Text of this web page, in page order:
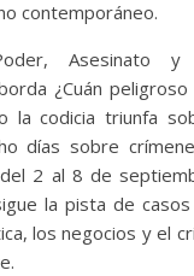
contemporáneo.
Asesinato y
¿Cuán
la codicia triunfa
días sobre
del 2 al 8 de
la pista de
los negocios y el